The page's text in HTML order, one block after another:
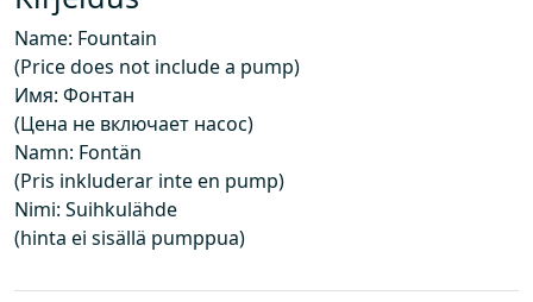
n
d
e
i
s
i
s
a
l
Name: Fountain
(Price does not include a pump)
Имя: Фонтан
(Цена не включает насос)
Namn: Fontän
(Pris inkluderar inte en pump)
Nimi: Suihkulähde
(hinta ei sisällä pumppua)